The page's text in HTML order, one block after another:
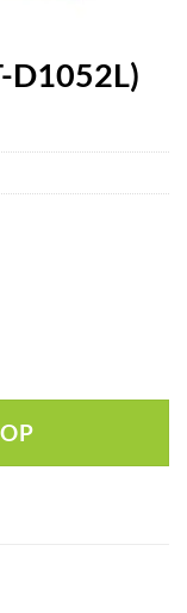
D1052L)